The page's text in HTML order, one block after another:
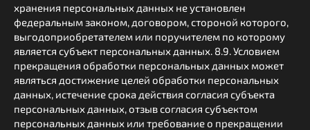
хранения персональных данных не установлен
федеральным законом, договором, стороной которого,
выгодоприобретателем или поручителем по которому
является субъект персональных данных. 8.9. Условием
прекращения обработки персональных данных может
являться достижение целей обработки персональных
данных, истечение срока действия согласия субъекта
персональных данных, отзыв согласия субъектом
персональных данных или требование о прекращении